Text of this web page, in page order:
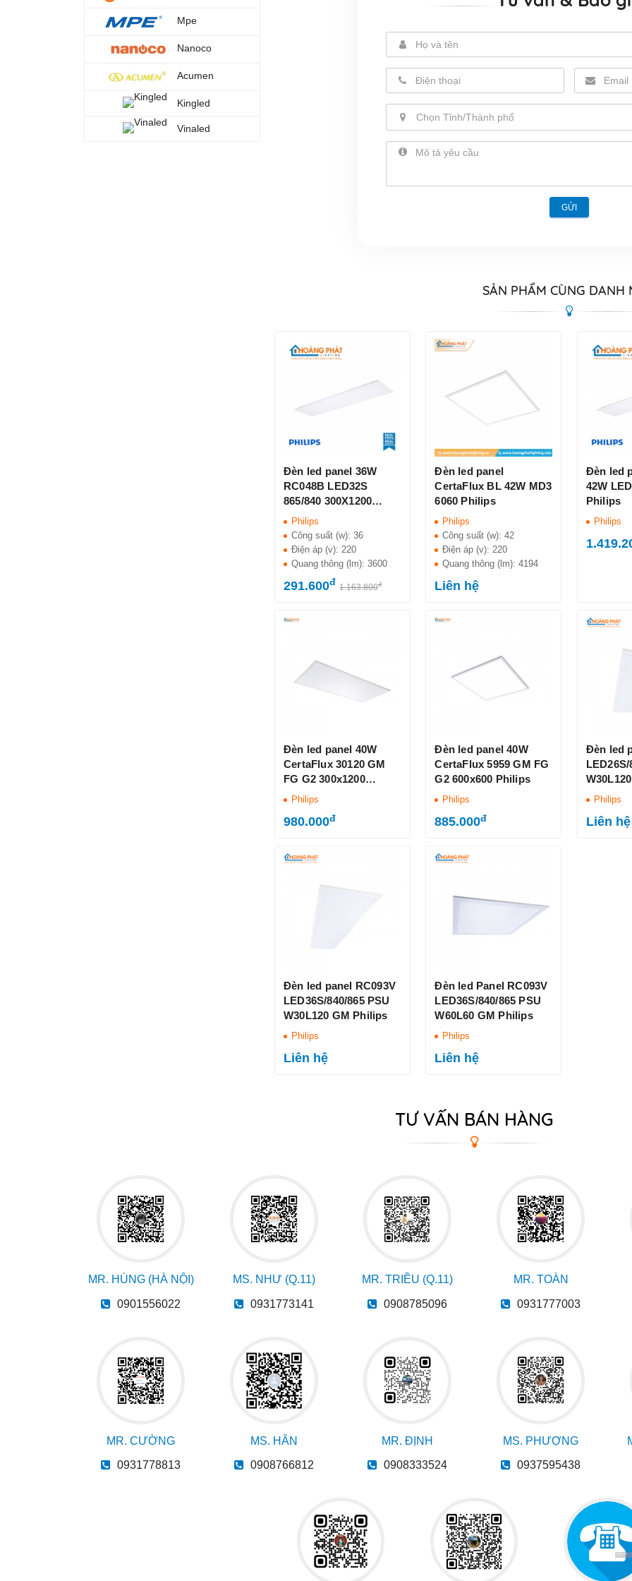
Mpe
Nanoco
Acumen
Kingled
Vinaled
Chọn Tỉnh/Thành phố
GỬI
SẢN PHẨM CÙNG DANH
Đèn led panel 36W
RC048B LED32S
865/840 300X1200
Philips
Philips
Công suất (w):36
Điện áp (v): 220
Quang thông (lm):3600
291.600đ 1.163.800đ
Đèn led panel
CertaFlux BL 42W MD3
6060 Philips
Philips
Công suất (w):42
Điện áp (v): 220
Quang thông (lm):4194
Liên hệ
Đèn led
42W
Philips
Philips
Đèn led panel 40W
CertaFlux 30120 GM
FG G2 300x1200
Philips
Philips
980.000đ
Đèn led panel 40W
CertaFlux 5959 GM FG
G2 600x600 Philips
Philips
885.000đ
Đèn led
LED26S/
Philips
Liên hệ
Đèn led panel RC093V
LED36S/840/865 PSU
W30L120 GM Philips
Philips
Liên hệ
Đèn led Panel RC093V
LED36S/840/865 PSU
W60L60 GM Philips
Philips
Liên hệ
TƯ VẤN BÁN HÀNG
MR. HÙNG (HÀ NỘI)
0901556022
MS. NHƯ (Q.11)
0931773141
MR. TRIỀU (Q.11)
0908785096
MR. TOÀN
0931777003
MR. CƯỜNG
0931778813
MS. HÂN
0908766812
MR. ĐỊNH
0908333524
MS. PHƯỢNG
0937595438